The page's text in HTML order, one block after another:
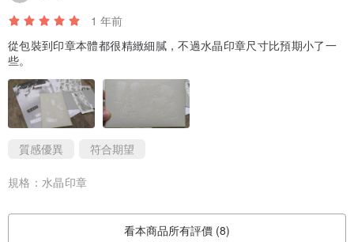
1 年前
從包裝到印章本體都很精緻細膩，不過水晶印章尺寸比預期小了一
些。
質感優異 符合期望
規格：水晶印章
看本商品所有評價 (8)